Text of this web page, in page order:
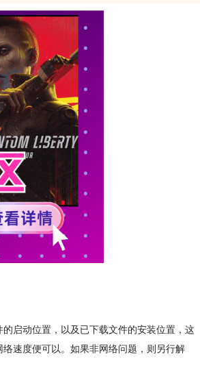
的启动位置，以及已下载文件的安装位置，这
络速度便可以。如果非网络问题，则另行解